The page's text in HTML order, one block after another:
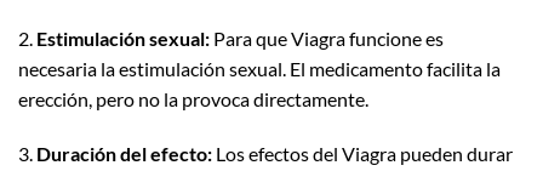
2. Estimulación sexual: Para que Viagra funcione es
necesaria la estimulación sexual. El medicamento facilita la
erección, pero no la provoca directamente.
3. Duración del efecto: Los efectos del Viagra pueden durar